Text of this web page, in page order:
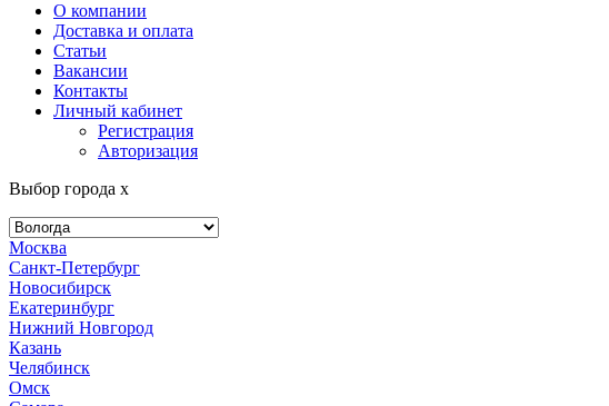
О компании
Доставка и оплата
Статьи
Вакансии
Контакты
Личный кабинет
Регистрация
Авторизация
Выбор города x
Москва
Санкт-Петербург
Новосибирск
Екатеринбург
Нижний Новгород
Казань
Челябинск
Омск